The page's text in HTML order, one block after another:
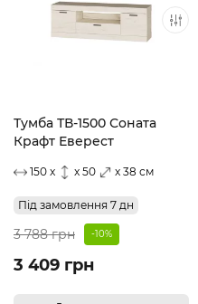
Тумба ТВ-1500 Соната
Крафт Еверест
150 x x 50 x 38 см
Під замовлення 7 дн
3 788 грн -10%
3 409 грн